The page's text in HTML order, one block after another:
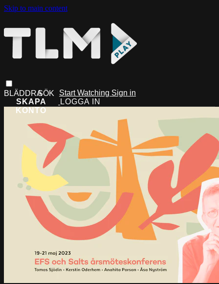
Skip to main content
Start Watching Sign in